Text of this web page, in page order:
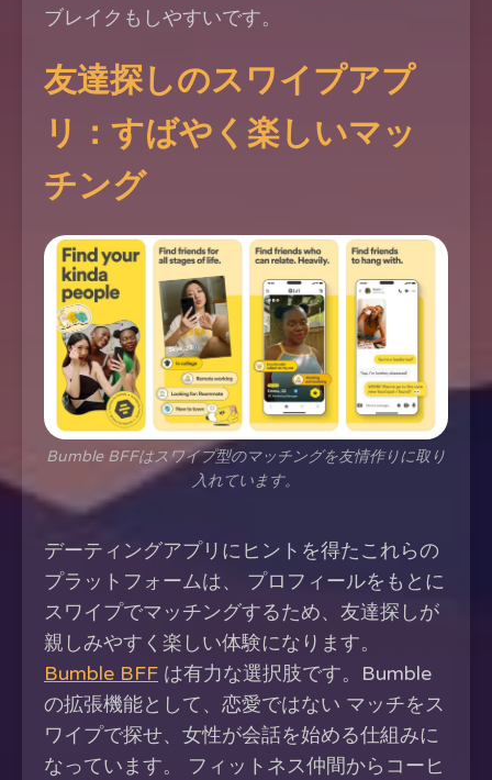
ブレイクもしやすいです。
友達探しのスワイプアプ
リ：すばやく楽しいマッ
チング
Bumble BFFはスワイプ型のマッチングを友情作りに取り
入れています。
デーティングアプリにヒントを得たこれらの
プラットフォームは、 プロフィールをもとに
スワイプでマッチングするため、友達探しが
親しみやすく楽しい体験になります。
Bumble BFF は有力な選択肢です。Bumble
の拡張機能として、恋愛ではない マッチをス
ワイプで探せ、女性が会話を始める仕組みに
なっています。 フィットネス仲間からコーヒ